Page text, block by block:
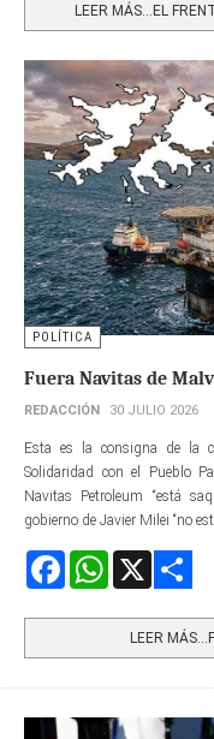
LEER MÁS…EL
POLÍTICA
Fuera Navitas de
REDACCIÓN 30 JULIO 2026
Esta es la consigna de la
Solidaridad con el Pueblo
Navitas Petroleum “está
gobierno de Javier Milei “no
FacebookWhatsApp
LEER